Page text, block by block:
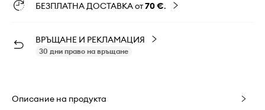
БЕЗПЛАТНА ДОСТАВКА от70 €.
ВРЪЩАНЕ И РЕКЛАМАЦИЯ
30 дни право на връщане
Описание на продукта